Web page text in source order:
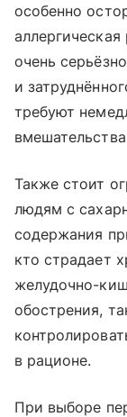
особенно
очень
и
требуют
Также стоит
людям с
содержания
кто страдает
желудочно-
обострения,
в рационе.
При выборе